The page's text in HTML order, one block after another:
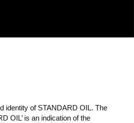
identity of STANDARD OIL. The
OIL’ is an indication of the